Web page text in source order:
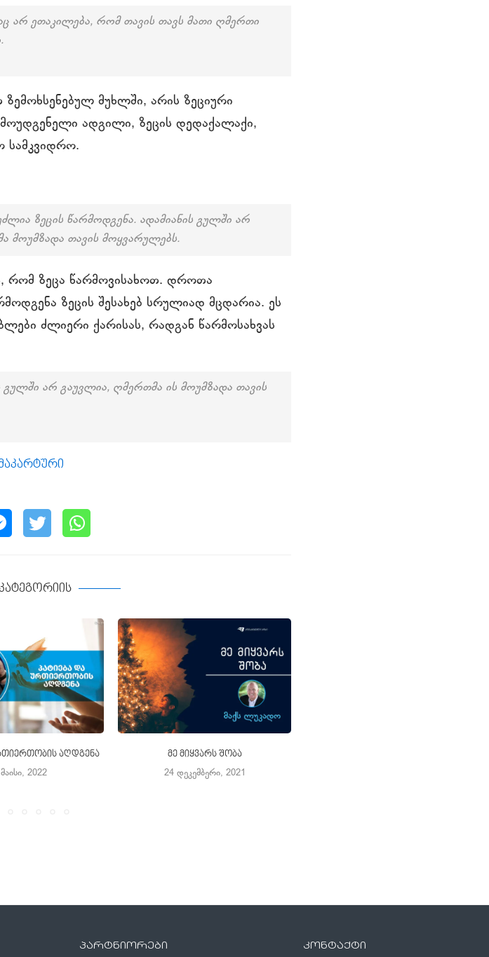
არ ეთაკილება, რომ თავის თავს მათი ღმერთი
მუხლში, არის ზეციური
ადგილი, ზეცის დედაქალაქი,
სამკვიდრო.
ზეცის წარმოდგენა. ადამიანის გულში არ
მოუმზადა თავის მოყვარულებს.
რომ ზეცა წარმოვისახოთ. დროთა
ზეცის შესახებ სრულიად მცდარია. ეს
ძლიერი ქარისას, რადგან წარმოსახვას
გულში არ გაუვლია, ღმერთმა ის მოუმზადა თავის
აღდგენა
2022
მე მიყვარს შობა
24 დეკემბერი, 2021
პარტნიორები კონტაქტი